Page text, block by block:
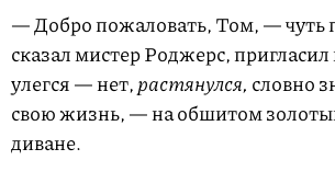
— Добро пожаловать, Том, — чуть
сказал мистер Роджерс,
улегся — нет,растянулся, словно
свою жизнь, — на обшитом
диване.